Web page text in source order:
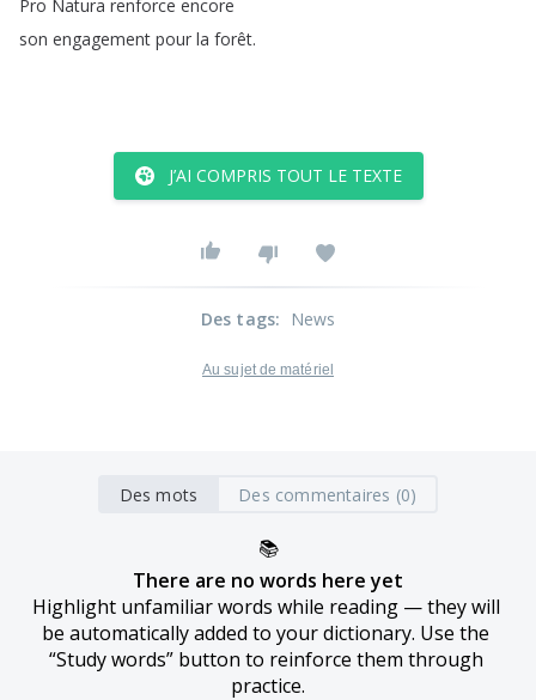
Pro Natura renforce encore
son engagement pour la forêt.
J’AI COMPRIS TOUT LE TEXTE
Des tags: News
Au sujet de matériel
Des mots Des commentaires (0)
📚
There are no words here yet
Highlight unfamiliar words while reading — they will
be automatically added to your dictionary. Use the
“Study words” button to reinforce them through
practice.